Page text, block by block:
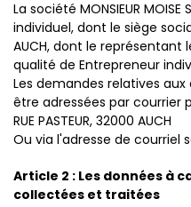
La société MONSIEUR MOISE
individuel, dont le siège
AUCH, dont le représentant
qualité de Entrepreneur
Les demandes relatives
être adressées par courrier
RUE PASTEUR, 32000 AUCH
Ou via l'adresse de courriel
Article 2 : Les données à
collectées et traitées